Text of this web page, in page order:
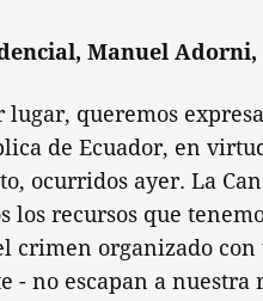
Manuel Adorni,
lugar, queremos
de Ecuador, en
ocurridos ayer. La
los recursos que
crimen organizado con
- no escapan a nuestra